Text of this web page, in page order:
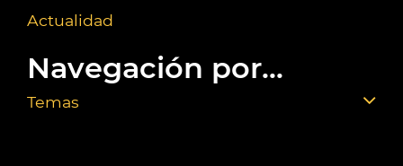
Actualidad
Navegación por...
Temas